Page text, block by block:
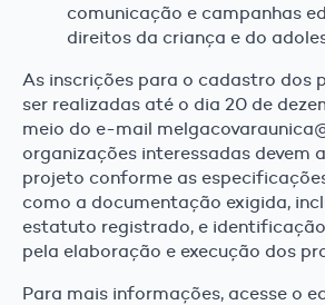
comunicação e campanhas
direitos da criança e do
As inscrições para o cadastro dos
ser realizadas até o dia 20 de
meio do e-mail
organizações interessadas devem
projeto conforme as
como a documentação exigida,
estatuto registrado, e
pela elaboração e execução dos
Para mais informações, acesse o